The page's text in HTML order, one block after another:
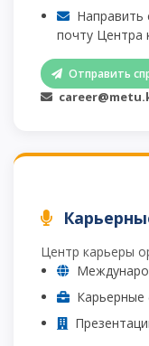
Направить
почту Центра
Отправить
Центр карьеры